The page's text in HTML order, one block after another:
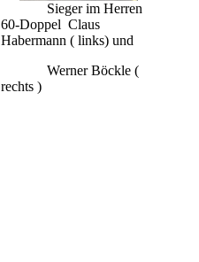
Sieger im Herren
60-Doppel Claus
Habermann ( links) und
Werner Böckle (
rechts )